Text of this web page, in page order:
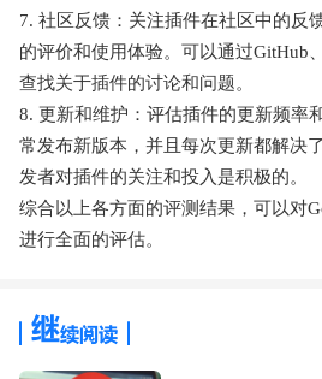
7. 社区反馈：关注插件在社区中的反
的评价和使用体验。可以通过GitHub
查找关于插件的讨论和问题。
8. 更新和维护：评估插件的更新频率
常发布新版本，并且每次更新都解决
发者对插件的关注和投入是积极的。
综合以上各方面的评测结果，可以对
进行全面的评估。